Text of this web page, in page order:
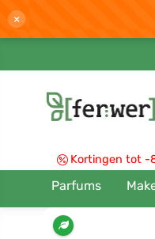
×
Kortingen tot -
Parfums